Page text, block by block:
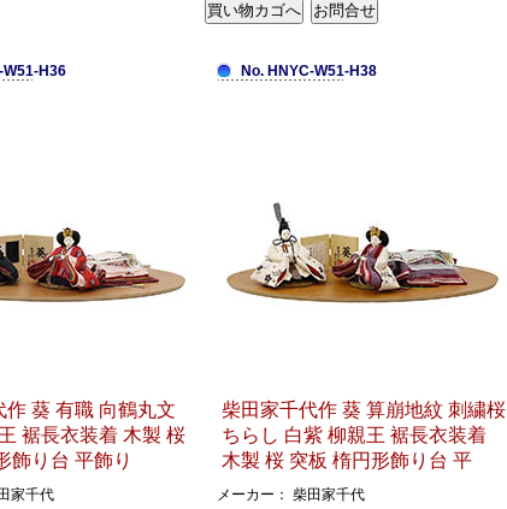
W51-H36
作 葵 有職 向鶴丸文
裾長衣装着 木製 桜
飾り台 平飾り
家千代
No. HNYC-W51-H38
柴田家千代作 葵 算崩地紋 刺繍桜
ちらし 白紫 柳親王 裾長衣装着
木製 桜 突板 楕円形飾り台 平
メーカー： 柴田家千代